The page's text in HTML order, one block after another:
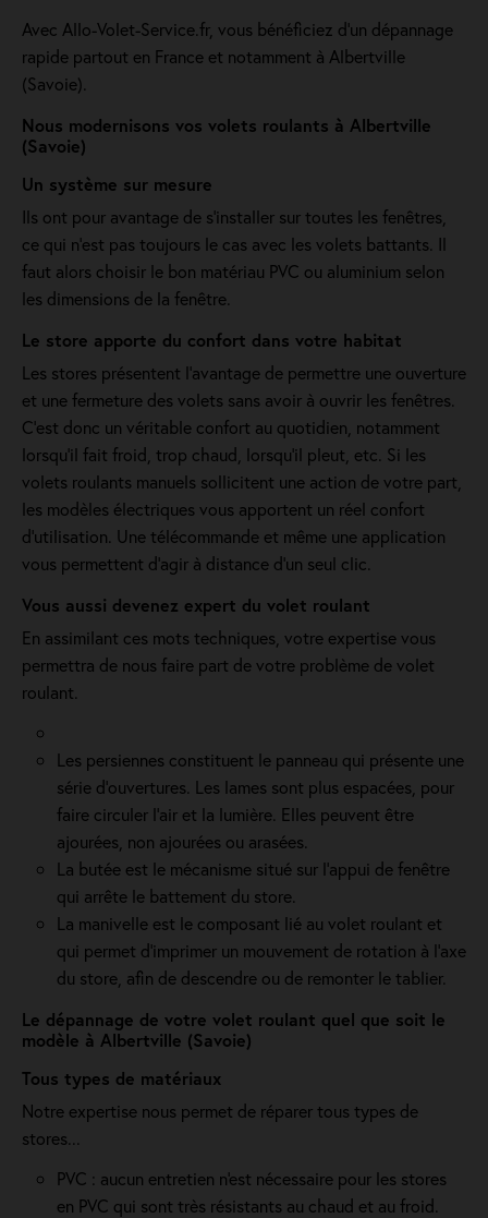
Avec Allo-Volet-Service.fr, vous bénéficiez d'un dépannage
rapide partout en France et notamment à Albertville
(Savoie).
Nous modernisons vos volets roulants à Albertville
(Savoie)
Un système sur mesure
Ils ont pour avantage de s'installer sur toutes les fenêtres,
ce qui n’est pas toujours le cas avec les volets battants. Il
faut alors choisir le bon matériau PVC ou aluminium selon
les dimensions de la fenêtre.
Le store apporte du confort dans votre habitat
Les stores présentent l'avantage de permettre une ouverture
et une fermeture des volets sans avoir à ouvrir les fenêtres.
C’est donc un véritable confort au quotidien, notamment
lorsqu’il fait froid, trop chaud, lorsqu’il pleut, etc. Si les
volets roulants manuels sollicitent une action de votre part,
les modèles électriques vous apportent un réel confort
d'utilisation. Une télécommande et même une application
vous permettent d'agir à distance d'un seul clic.
Vous aussi devenez expert du volet roulant
En assimilant ces mots techniques, votre expertise vous
permettra de nous faire part de votre problème de volet
roulant.
Les persiennes constituent le panneau qui présente une
série d’ouvertures. Les lames sont plus espacées, pour
faire circuler l’air et la lumière. Elles peuvent être
ajourées, non ajourées ou arasées.
La butée est le mécanisme situé sur l’appui de fenêtre
qui arrête le battement du store.
La manivelle est le composant lié au volet roulant et
qui permet d’imprimer un mouvement de rotation à l’axe
du store, afin de descendre ou de remonter le tablier.
Le dépannage de votre volet roulant quel que soit le
modèle à Albertville (Savoie)
Tous types de matériaux
Notre expertise nous permet de réparer tous types de
stores...
PVC : aucun entretien n'est nécessaire pour les stores
en PVC qui sont très résistants au chaud et au froid.